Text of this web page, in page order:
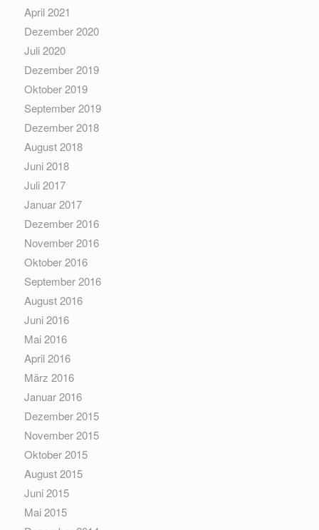
April 2021
Dezember 2020
Juli 2020
Dezember 2019
Oktober 2019
September 2019
Dezember 2018
August 2018
Juni 2018
Juli 2017
Januar 2017
Dezember 2016
November 2016
Oktober 2016
September 2016
August 2016
Juni 2016
Mai 2016
April 2016
März 2016
Januar 2016
Dezember 2015
November 2015
Oktober 2015
August 2015
Juni 2015
Mai 2015